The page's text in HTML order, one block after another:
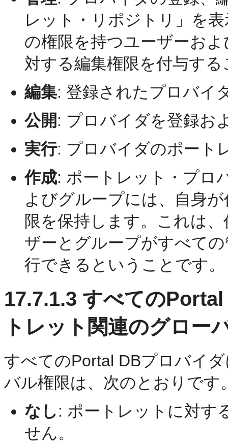
レット・リポジトリ」を
の権限を持つユーザーお
対する編集権限を付与す
編集: 登録されたプロバイ
公開: プロバイダを登録お
実行: プロバイダのポート
作成: ポートレット・プロ
よびグループには、自身
限を保持します。これは
ザーとグループがすべて
行できるということです。
17.7.1.3 すべての
トレット関連のグロー
すべてのPortal DBプロバイ
バル権限は、次のとおりです
なし: ポートレットに対す
せん。